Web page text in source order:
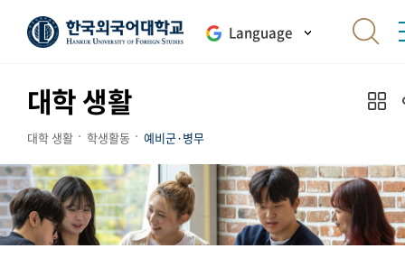
Language
대학 생활
대학 생활 학생활동 예비군·병무